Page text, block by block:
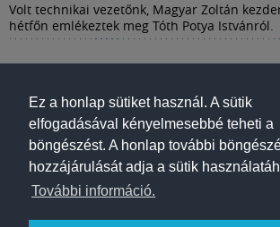
Ez a honlap sütiket használ. A sütik
elfogadásával kényelmesebbé teheti a
böngészést. A honlap további
hozzájárulását adja a sütik
További információ.
Volt technikai vezetőnk, Magyar Zoltán
hétfőn emlékeztek meg Tóth Potya Istvánról.